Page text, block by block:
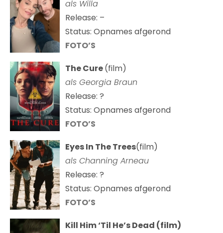
als Willa
Release: –
Status: Opnames afgerond
FOTO’S
The Cure(film)
als Georgia Braun
Release: ?
Status: Opnames afgerond
FOTO’S
Eyes In The Trees(film)
als Channing Arneau
Release: ?
Status: Opnames afgerond
FOTO’S
Kill Him ‘Til He’s Dead (film)